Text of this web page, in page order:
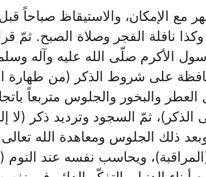
مع الإمكان، والاستيقاظ صباحاً
وكذا نافلة الفجر وصلاة الصبح. ثمّ
الأكرم صلّى الله عليه وآله
على شروط الذكر (من طهارة
والبخور والجلوس متربعاً باتجاه
الذكر)، ثمّ السجود وترديد ذكر (لا
ذلك الجلوس ومعاهدة الله
ويحاسب نفسه عند النوم